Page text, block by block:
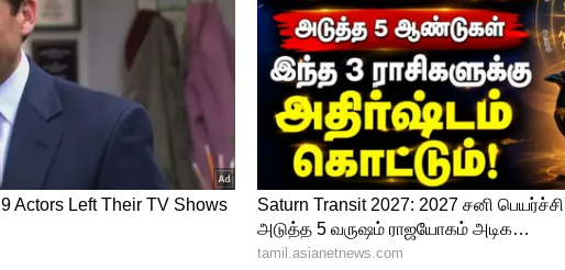
பொருளாதாரத்துக்கும் சாதகமானது.